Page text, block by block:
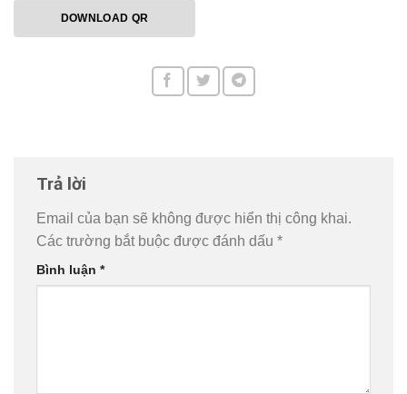
DOWNLOAD QR
Trả lời
Email của bạn sẽ không được hiển thị công khai.
Các trường bắt buộc được đánh dấu *
Bình luận *